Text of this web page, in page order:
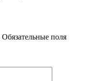
Обязательные поля